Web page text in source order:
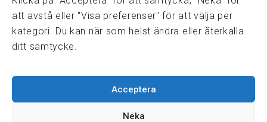
att avstå eller "Visa preferenser" för att välja per
kategori. Du kan när som helst ändra eller återkalla
ditt samtycke.
Acceptera
Neka
Integritetspolicy
Dataskyddsförordningen
Samarbeten